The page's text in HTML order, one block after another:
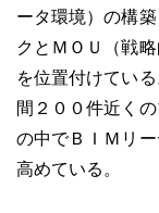
ータ環境）の構
クとＭＯＵ（戦
を位置付けてい
間２００件近く
の中でＢＩＭリ
高めている。